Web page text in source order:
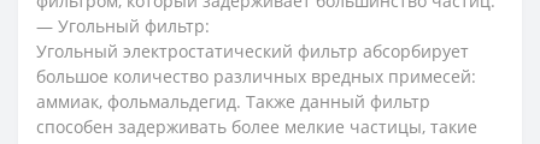
— Угольный фильтр:
Угольный электростатический фильтр абсорбирует
большое количество различных вредных примесей:
аммиак, фольмальдегид. Также данный фильтр
способен задерживать более мелкие частицы, такие